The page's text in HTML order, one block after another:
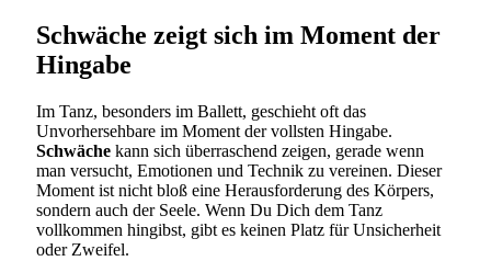
Schwäche zeigt sich im Moment der
Hingabe
Im Tanz, besonders im Ballett, geschieht oft das
Unvorhersehbare im Moment der vollsten Hingabe.
Schwäche kann sich überraschend zeigen, gerade wenn
man versucht, Emotionen und Technik zu vereinen. Dieser
Moment ist nicht bloß eine Herausforderung des Körpers,
sondern auch der Seele. Wenn Du Dich dem Tanz
vollkommen hingibst, gibt es keinen Platz für Unsicherheit
oder Zweifel.